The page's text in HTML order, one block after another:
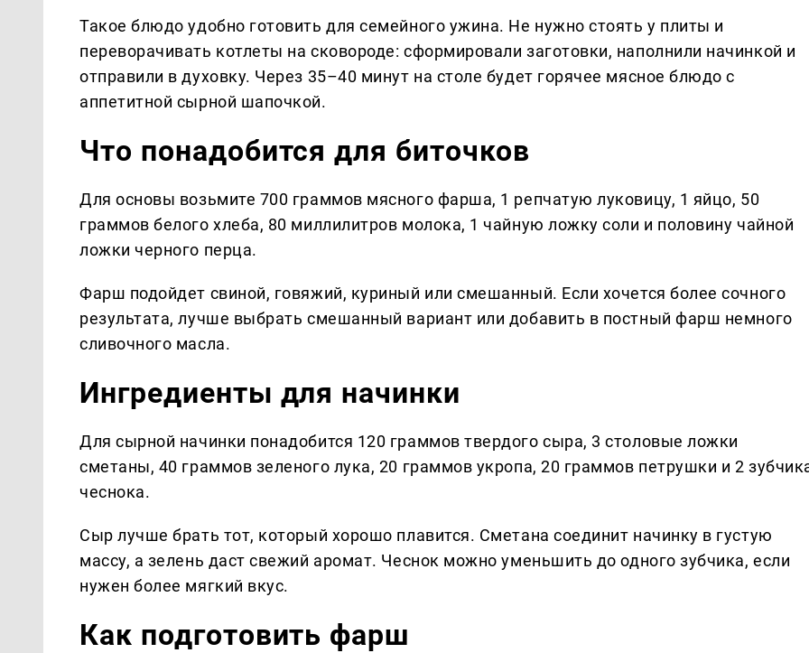
Такое блюдо удобно готовить для семейного ужина. Не нужно стоять у плиты и
переворачивать котлеты на сковороде: сформировали заготовки, наполнили начинкой и
отправили в духовку. Через 35–40 минут на столе будет горячее мясное блюдо с
аппетитной сырной шапочкой.
Что понадобится для биточков
Для основы возьмите 700 граммов мясного фарша, 1 репчатую луковицу, 1 яйцо, 50
граммов белого хлеба, 80 миллилитров молока, 1 чайную ложку соли и половину чайной
ложки черного перца.
Фарш подойдет свиной, говяжий, куриный или смешанный. Если хочется более сочного
результата, лучше выбрать смешанный вариант или добавить в постный фарш немного
сливочного масла.
Ингредиенты для начинки
Для сырной начинки понадобится 120 граммов твердого сыра, 3 столовые ложки
сметаны, 40 граммов зеленого лука, 20 граммов укропа, 20 граммов петрушки и 2
чеснока.
Сыр лучше брать тот, который хорошо плавится. Сметана соединит начинку в густую
массу, а зелень даст свежий аромат. Чеснок можно уменьшить до одного зубчика, если
нужен более мягкий вкус.
Как подготовить фарш